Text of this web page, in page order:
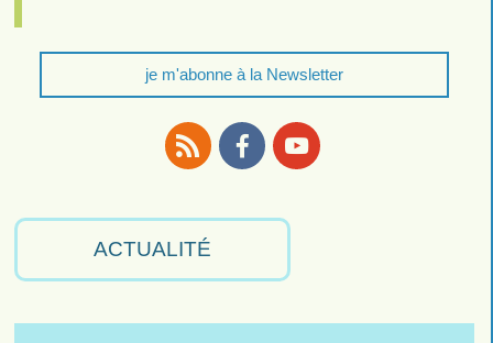
je m'abonne à la Newsletter
ACTUALITÉ